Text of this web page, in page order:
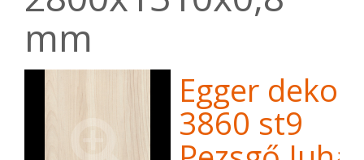
mm
Egger dekor
3860 st9